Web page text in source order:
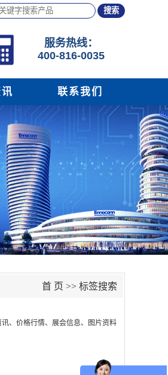
服务热线：
400-816-0035
联系我们
首 页 >> 标签搜索
、价格行情、展会信息、图片资料